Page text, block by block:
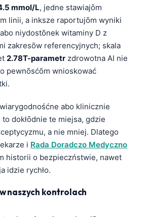
mmol/L, jedne stawiajōm
linii, a inksze raportujōm wyniki
niydostōnek witaminy D z
zakresōw referencyjnych; skala
2.78T-parametr zdrowotna AI nie
pewnōsćōm wnioskować
abo klinicznie
dokłōdnie te miejsa, gdzie
a nie mniej. Dlatego
i Rada Doradczo Medyczno
historii o bezpieczństwie, nawet
idzie rychło.
naszych kontrolach
мова